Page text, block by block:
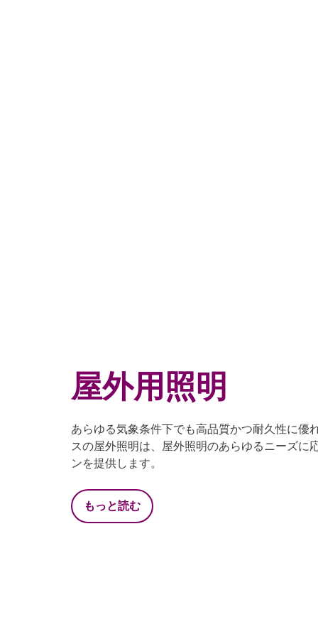
屋外用照明
あらゆる気象条件下でも高品質かつ耐久性に優
スの屋外照明は、屋外照明のあらゆるニーズに
ンを提供します。
もっと読む